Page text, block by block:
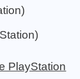
PlayStation